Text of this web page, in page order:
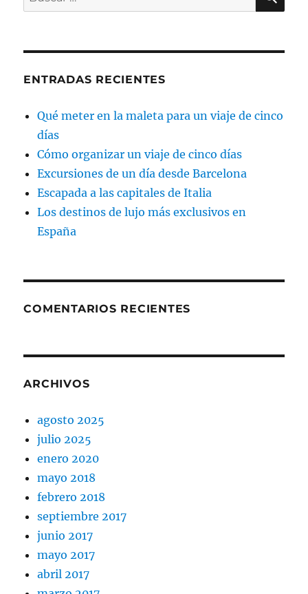
por:
ENTRADAS RECIENTES
Qué meter en la maleta para un viaje de cinco
días
Cómo organizar un viaje de cinco días
Excursiones de un día desde Barcelona
Escapada a las capitales de Italia
Los destinos de lujo más exclusivos en
España
COMENTARIOS RECIENTES
ARCHIVOS
agosto 2025
julio 2025
enero 2020
mayo 2018
febrero 2018
septiembre 2017
junio 2017
mayo 2017
abril 2017